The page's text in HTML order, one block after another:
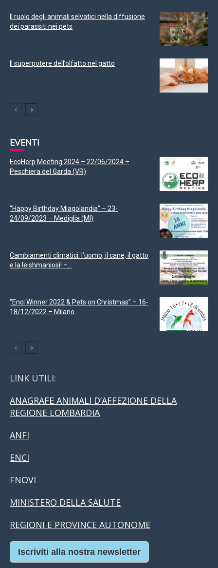
Il ruolo degli animali selvatici nella diffusione
dei parassiti nei pets
Il superpotere dell’olfatto nel gatto
EVENTI
EcoHerp Meeting 2024 – 22/06/2024 –
Peschiera del Garda (VR)
“Happy Birthday Miagolandia” – 23-
24/09/2023 – Mediglia (MI)
Cambiamenti climatici: l’uomo, il cane, il gatto
e la leishmaniosi! –...
“Enci Winner 2022 & Pets on Christmas” – 16-
18/12/2022 – Milano
LINK UTILI:
ANAGRAFE ANIMALI D’AFFEZIONE DELLA
REGIONE LOMBARDIA
ANFI
ENCI
FNOVI
MINISTERO DELLA SALUTE
REGIONI E PROVINCE AUTONOME
Iscriviti alla nostra newsletter